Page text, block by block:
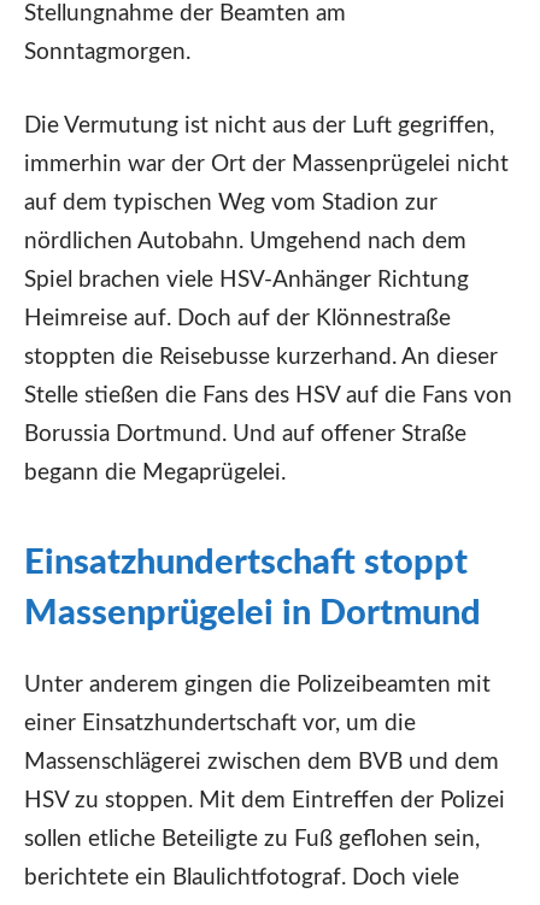
Stellungnahme der Beamten am
Sonntagmorgen.
Die Vermutung ist nicht aus der Luft gegriffen,
immerhin war der Ort der Massenprügelei nicht
auf dem typischen Weg vom Stadion zur
nördlichen Autobahn. Umgehend nach dem
Spiel brachen viele HSV-Anhänger Richtung
Heimreise auf. Doch auf der Klönnestraße
stoppten die Reisebusse kurzerhand. An dieser
Stelle stießen die Fans des HSV auf die Fans von
Borussia Dortmund. Und auf offener Straße
begann die Megaprügelei.
Einsatzhundertschaft stoppt
Massenprügelei in Dortmund
Unter anderem gingen die Polizeibeamten mit
einer Einsatzhundertschaft vor, um die
Massenschlägerei zwischen dem BVB und dem
HSV zu stoppen. Mit dem Eintreffen der Polizei
sollen etliche Beteiligte zu Fuß geflohen sein,
berichtete ein Blaulichtfotograf. Doch viele